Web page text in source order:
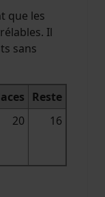
que les
Il
sans
Reste
20 16